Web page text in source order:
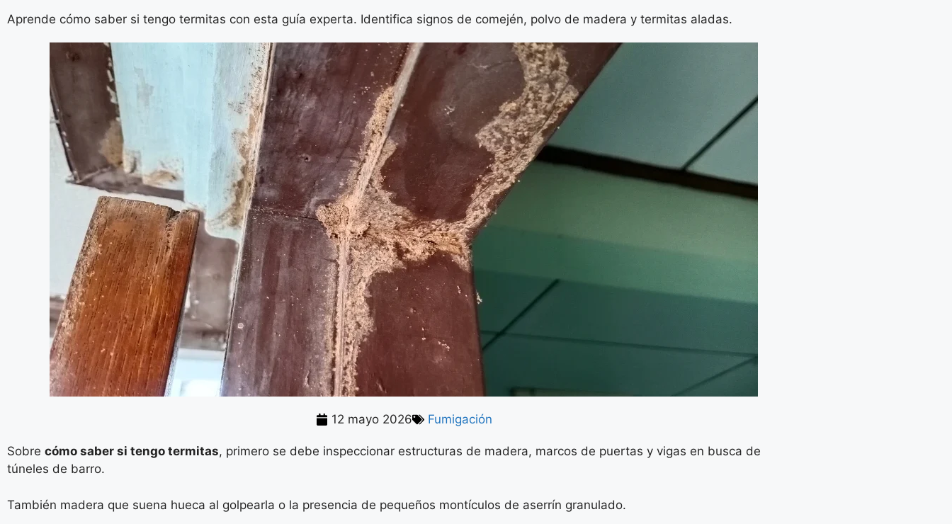
Aprende cómo saber si tengo termitas con esta guía experta. Identifica signos de comején, polvo de madera y termitas aladas.
12 mayo 2026 Fumigación
Sobre cómo saber si tengo termitas, primero se debe inspeccionar estructuras de madera, marcos de puertas y vigas en busca de
túneles de barro.
También madera que suena hueca al golpearla o la presencia de pequeños montículos de aserrín granulado.